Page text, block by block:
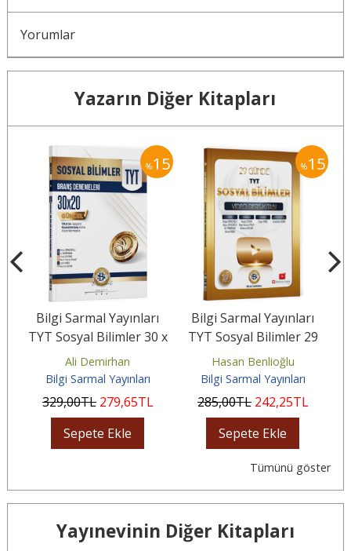
Yorumlar
Yazarın Diğer Kitapları
%15
Bilgi Sarmal Yayınları
TYT Sosyal Bilimler 30 x
20 Branş Denemeleri
Ali Demirhan
Bilgi Sarmal Yayınları
329,00TL 279,65TL
Sepete Ekle
%15
Bilgi Sarmal Yayınları
TYT Sosyal Bilimler 29
Günde Video Ders Kitabı
Hasan Benlioğlu
Bilgi Sarmal Yayınları
285,00TL 242,25TL
Sepete Ekle
Tümünü göster
Yayınevinin Diğer Kitapları